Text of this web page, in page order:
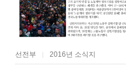
선전부 | 2016년 소식지